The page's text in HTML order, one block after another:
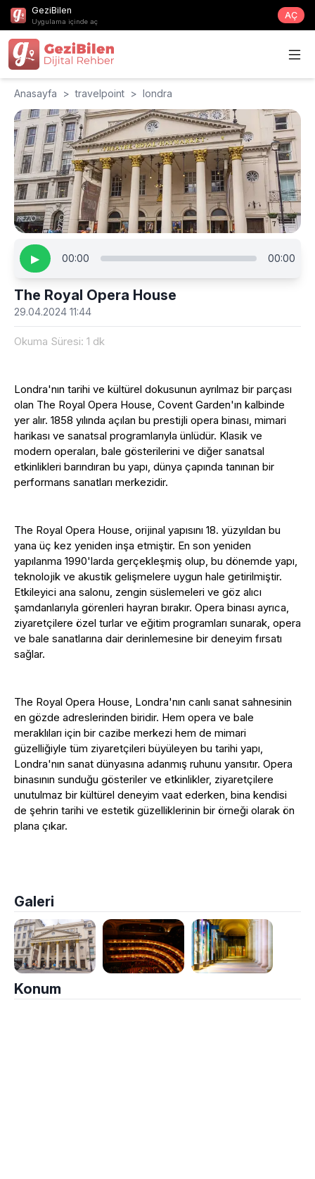
GeziBilen
Uygulama içinde aç
AÇ
Anasayfa > travelpoint > londra
▶ 00:00 00:00
The Royal Opera House
29.04.2024 11:44
Okuma Süresi: 1 dk
Londra'nın tarihi ve kültürel dokusunun ayrılmaz bir parçası
olan The Royal Opera House, Covent Garden'ın kalbinde
yer alır. 1858 yılında açılan bu prestijli opera binası, mimari
harikası ve sanatsal programlarıyla ünlüdür. Klasik ve
modern operaları, bale gösterilerini ve diğer sanatsal
etkinlikleri barındıran bu yapı, dünya çapında tanınan bir
performans sanatları merkezidir.
The Royal Opera House, orijinal yapısını 18. yüzyıldan bu
yana üç kez yeniden inşa etmiştir. En son yeniden
yapılanma 1990'larda gerçekleşmiş olup, bu dönemde yapı,
teknolojik ve akustik gelişmelere uygun hale getirilmiştir.
Etkileyici ana salonu, zengin süslemeleri ve göz alıcı
şamdanlarıyla görenleri hayran bırakır. Opera binası ayrıca,
ziyaretçilere özel turlar ve eğitim programları sunarak, opera
ve bale sanatlarına dair derinlemesine bir deneyim fırsatı
sağlar.
The Royal Opera House, Londra'nın canlı sanat sahnesinin
en gözde adreslerinden biridir. Hem opera ve bale
meraklıları için bir cazibe merkezi hem de mimari
güzelliğiyle tüm ziyaretçileri büyüleyen bu tarihi yapı,
Londra'nın sanat dünyasına adanmış ruhunu yansıtır. Opera
binasının sunduğu gösteriler ve etkinlikler, ziyaretçilere
unutulmaz bir kültürel deneyim vaat ederken, bina kendisi
de şehrin tarihi ve estetik güzelliklerinin bir örneği olarak ön
plana çıkar.
Galeri
Konum